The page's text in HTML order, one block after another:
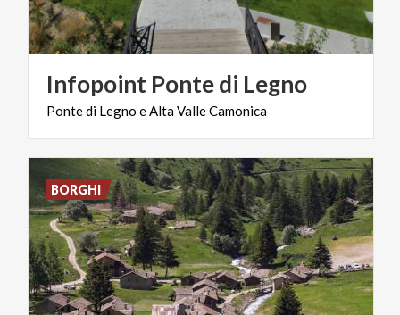
Infopoint Pontedi Legno
Pontedi Legno eAltaValleCamonica
BORGHI